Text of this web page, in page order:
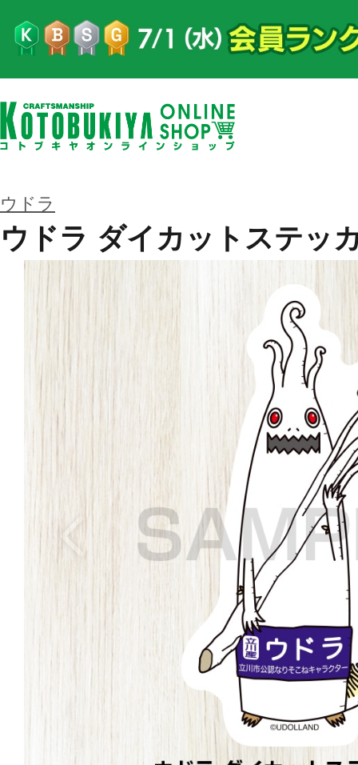
ウドラ
ウドラ ダイカットステッ